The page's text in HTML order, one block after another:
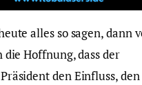
alles so sagen, dann
Hoffnung, dass der
den Einfluss,